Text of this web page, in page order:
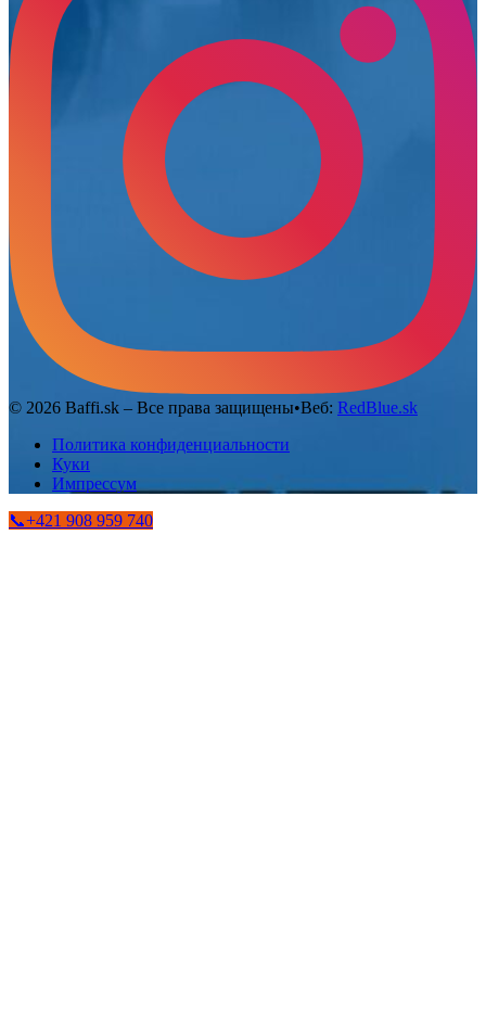
© 2026 Baffi.sk – Все права защищены•Веб: RedBlue.sk
Политика конфиденциальности
Куки
Импрессум
📞+421 908 959 740